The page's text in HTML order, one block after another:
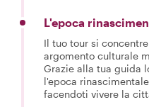
L'epoca
Il tuo tour si
argomento culturale
Grazie alla tua guida
l'epoca
facendoti vivere la